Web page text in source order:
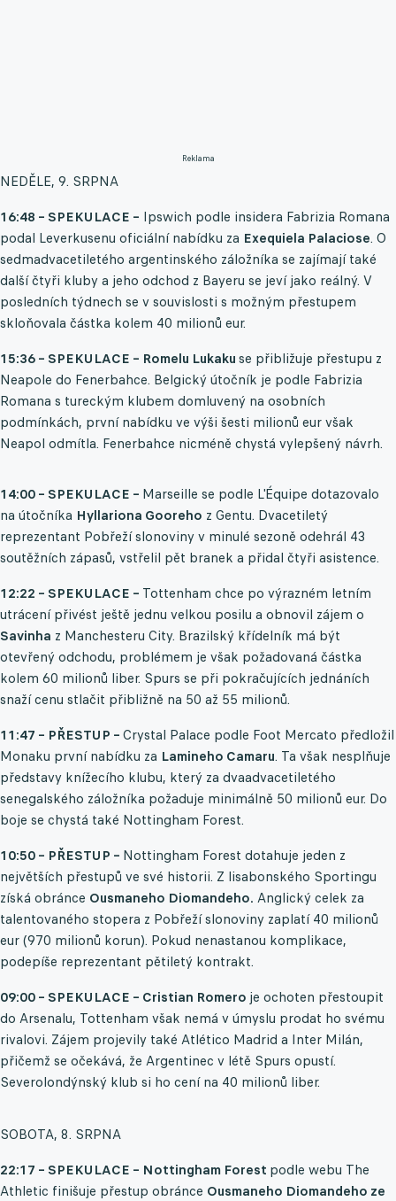
Reklama
NEDĚLE, 9. SRPNA
16:48 – SPEKULACE – Ipswich podle insidera Fabrizia Romana
podal Leverkusenu oficiální nabídku za Exequiela Palaciose. O
sedmadvacetiletého argentinského záložníka se zajímají také
další čtyři kluby a jeho odchod z Bayeru se jeví jako reálný. V
posledních týdnech se v souvislosti s možným přestupem
skloňovala částka kolem 40 milionů eur.
15:36 – SPEKULACE – Romelu Lukaku se přibližuje přestupu z
Neapole do Fenerbahce. Belgický útočník je podle Fabrizia
Romana s tureckým klubem domluvený na osobních
podmínkách, první nabídku ve výši šesti milionů eur však
Neapol odmítla. Fenerbahce nicméně chystá vylepšený návrh.
14:00 – SPEKULACE – Marseille se podle L'Équipe dotazovalo
na útočníka Hyllariona Gooreho z Gentu. Dvacetiletý
reprezentant Pobřeží slonoviny v minulé sezoně odehrál 43
soutěžních zápasů, vstřelil pět branek a přidal čtyři asistence.
12:22 – SPEKULACE – Tottenham chce po výrazném letním
utrácení přivést ještě jednu velkou posilu a obnovil zájem o
Savinha z Manchesteru City. Brazilský křídelník má být
otevřený odchodu, problémem je však požadovaná částka
kolem 60 milionů liber. Spurs se při pokračujících jednáních
snaží cenu stlačit přibližně na 50 až 55 milionů.
11:47 – PŘESTUP – Crystal Palace podle Foot Mercato předložil
Monaku první nabídku za Lamineho Camaru. Ta však nesplňuje
představy knížecího klubu, který za dvaadvacetiletého
senegalského záložníka požaduje minimálně 50 milionů eur. Do
boje se chystá také Nottingham Forest.
10:50 – PŘESTUP – Nottingham Forest dotahuje jeden z
největších přestupů ve své historii. Z lisabonského Sportingu
získá obránce Ousmaneho Diomandeho. Anglický celek za
talentovaného stopera z Pobřeží slonoviny zaplatí 40 milionů
eur (970 milionů korun). Pokud nenastanou komplikace,
podepíše reprezentant pětiletý kontrakt.
09:00 – SPEKULACE – Cristian Romero je ochoten přestoupit
do Arsenalu, Tottenham však nemá v úmyslu prodat ho svému
rivalovi. Zájem projevily také Atlético Madrid a Inter Milán,
přičemž se očekává, že Argentinec v létě Spurs opustí.
Severolondýnský klub si ho cení na 40 milionů liber.
SOBOTA, 8. SRPNA
22:17 – SPEKULACE – Nottingham Forest podle webu The
Athletic finišuje přestup obránce Ousmaneho Diomandeho ze